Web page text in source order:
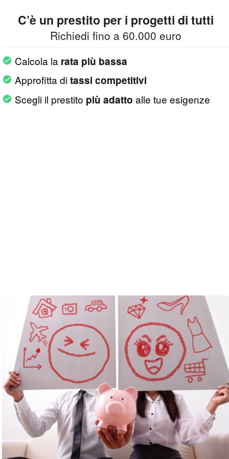
C’è un prestito per i progetti di tutti
Richiedi fino a 60.000 euro
Calcola la rata più bassa
Approfitta ditassi competitivi
Scegli il prestito più adatto alle tue esigenze